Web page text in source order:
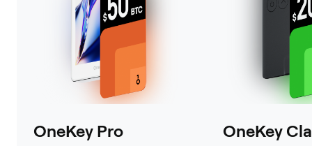
OneKey Pro OneKey